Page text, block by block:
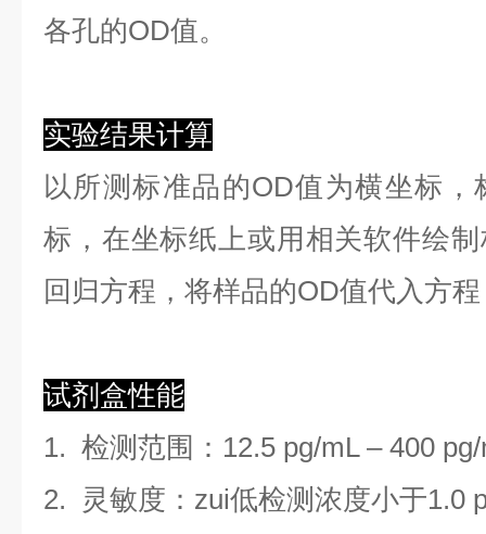
各孔的OD值。
实验结果计算
以所测标准品的OD值为横坐标，
标，在坐标纸上或用相关软件绘制
回归方程 ， 将样品的OD值代入方
试剂盒性能
1. 检测范围 ： 12.5 pg/mL –400 pg/
2. 灵敏度：zui低检测浓度小于1.0